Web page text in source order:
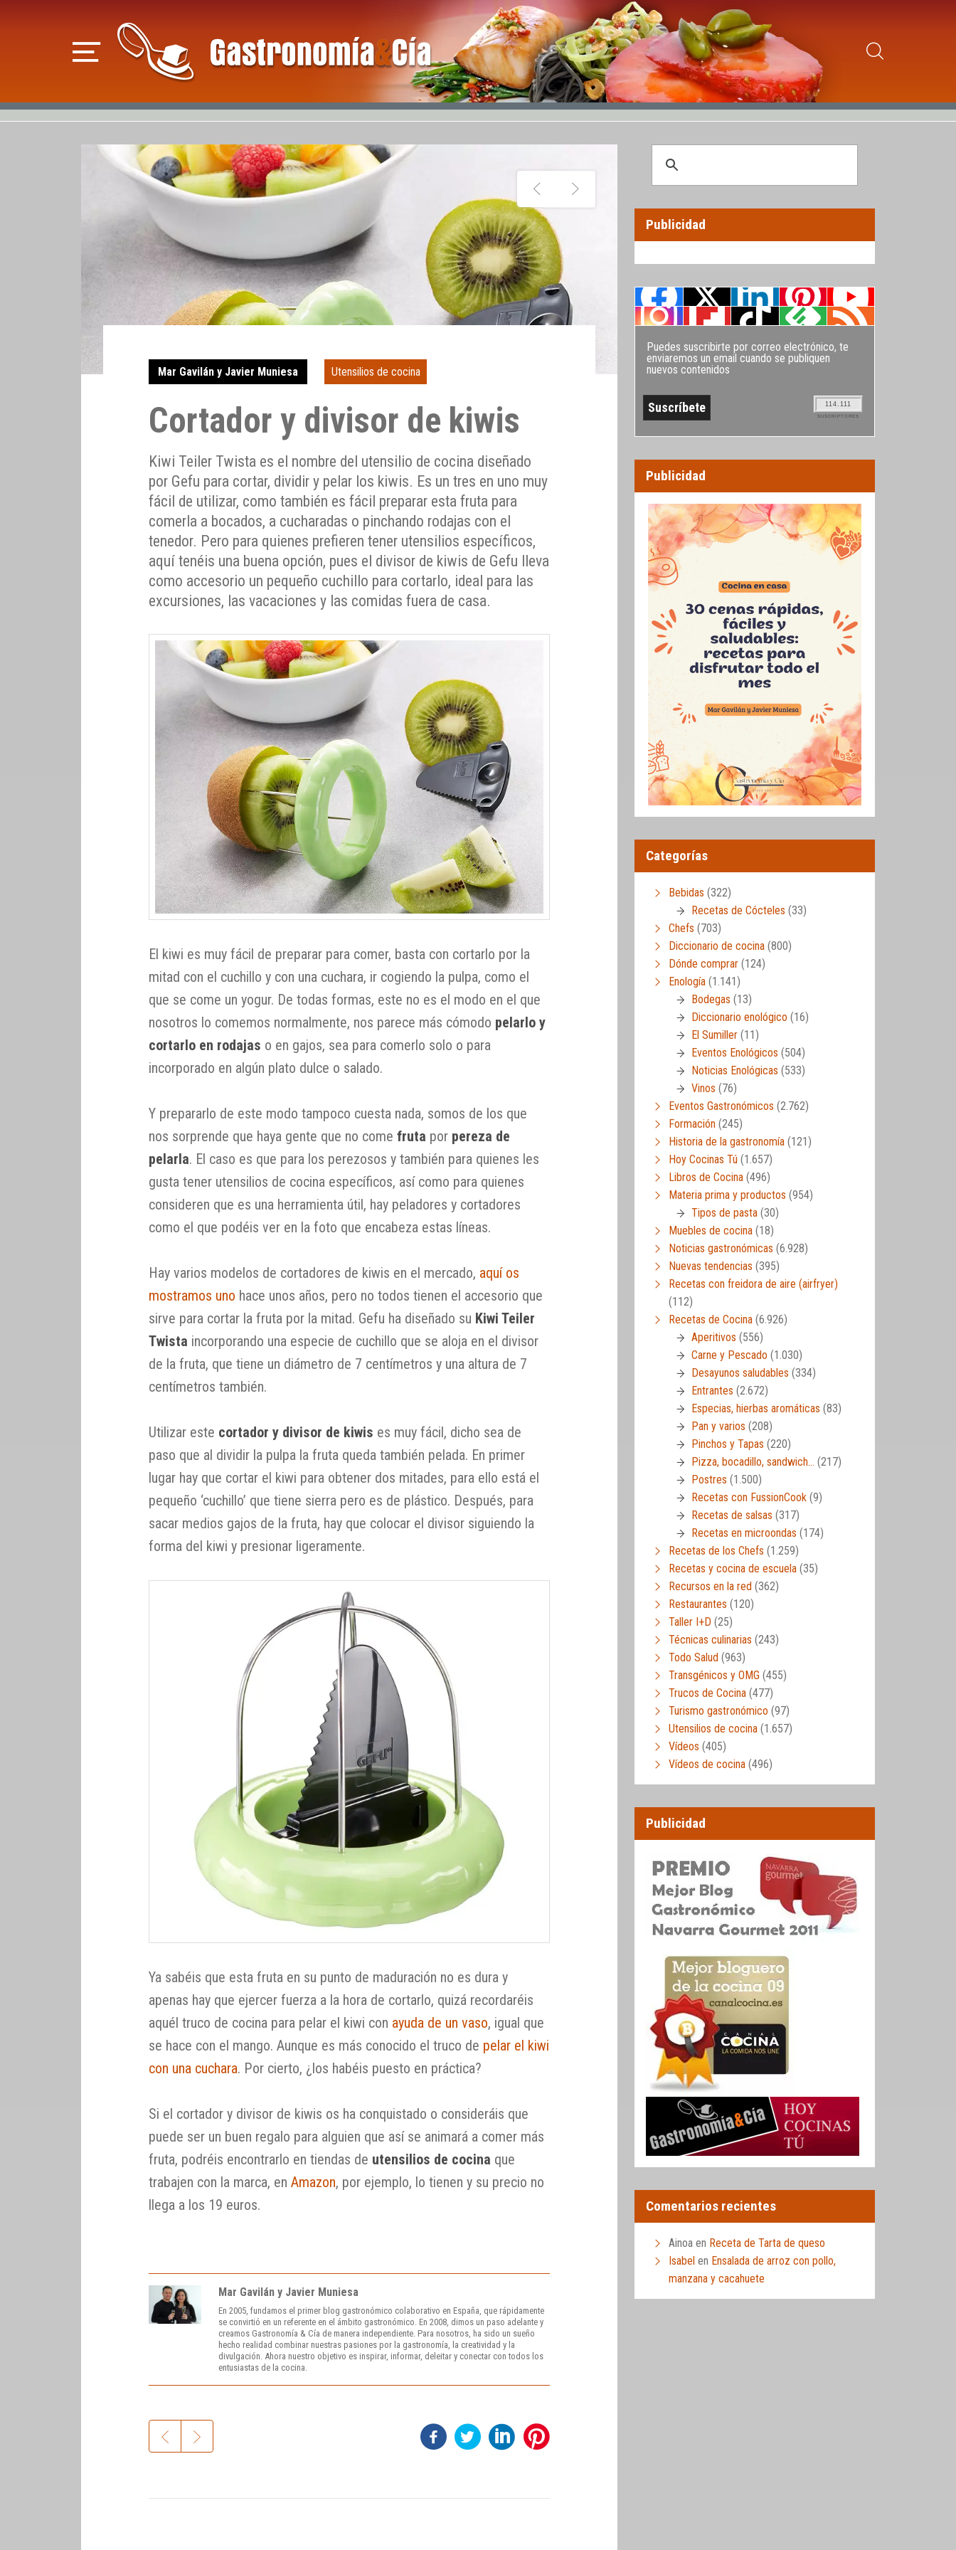
Mar Gavilán y Javier Muniesa Utensilios de cocina
Cortador y divisor de kiwis
Kiwi Teiler Twista es el nombre del utensilio de cocina diseñado
por Gefu para cortar, dividir y pelar los kiwis. Es un tres en uno muy
fácil de utilizar, como también es fácil preparar esta fruta para
comerla a bocados, a cucharadas o pinchando rodajas con el
tenedor. Pero para quienes prefieren tener utensilios específicos,
aquí tenéis una buena opción, pues el divisor de kiwis de Gefu lleva
como accesorio un pequeño cuchillo para cortarlo, ideal para las
excursiones, las vacaciones y las comidas fuera de casa.
El kiwi es muy fácil de preparar para comer, basta con cortarlo por la
mitad con el cuchillo y con una cuchara, ir cogiendo la pulpa, como el
que se come un yogur. De todas formas, este no es el modo en el que
nosotros lo comemos normalmente, nos parece más cómodo pelarlo y
cortarlo en rodajas o en gajos, sea para comerlo solo o para
incorporado en algún plato dulce o salado.
Y prepararlo de este modo tampoco cuesta nada, somos de los que
nos sorprende que haya gente que no comefruta por pereza de
pelarla. El caso es que para los perezosos y también para quienes les
gusta tener utensilios de cocina específicos, así como para quienes
consideren que es una herramienta útil, hay peladores y cortadores
como el que podéis ver en la foto que encabeza estas líneas.
Hay varios modelos de cortadores de kiwis en el mercado, aquí os
mostramos uno hace unos años, pero no todos tienen el accesorio que
sirve para cortar la fruta por la mitad. Gefu ha diseñado su Kiwi Teiler
Twista incorporando una especie de cuchillo que se aloja en el divisor
de la fruta, que tiene un diámetro de 7 centímetros y una altura de 7
centímetros también.
Utilizar este cortador y divisor de kiwis es muy fácil, dicho sea de
paso que al dividir la pulpa la fruta queda también pelada. En primer
lugar hay que cortar el kiwi para obtener dos mitades, para ello está el
pequeño ‘cuchillo’ que tiene sierra pero es de plástico. Después, para
sacar medios gajos de la fruta, hay que colocar el divisor siguiendo la
forma del kiwi y presionar ligeramente.
Ya sabéis que esta fruta en su punto de maduración no es dura y
apenas hay que ejercer fuerza a la hora de cortarlo, quizá recordaréis
aquél truco de cocina para pelar el kiwi con ayuda de un vaso, igual que
se hace con el mango. Aunque es más conocido el truco de pelar el kiwi
con una cuchara. Por cierto, ¿los habéis puesto en práctica?
Si el cortador y divisor de kiwis os ha conquistado o consideráis que
puede ser un buen regalo para alguien que así se animará a comer más
fruta, podréis encontrarlo en tiendas de utensilios de cocina que
trabajen con la marca, enAmazon, por ejemplo, lo tienen y su precio no
llega a los 19 euros.
Mar Gavilán y Javier Muniesa
En 2005, fundamos el primer blog gastronómico colaborativo en España, que rápidamente
se convirtió en un referente en el ámbito gastronómico. En 2008, dimos un paso adelante y
creamos Gastronomía & Cía de manera independiente. Para nosotros, ha sido un sueño
hecho realidad combinar nuestras pasiones por la gastronomía, la creatividad y la
divulgación. Ahora nuestro objetivo es inspirar, informar, deleitar y conectar con todos los
entusiastas de la cocina.
Publicidad
Puedes suscribirte por correo electrónico, te
enviaremos un email cuando se publiquen
nuevos contenidos
114.111
SUSCRIPTORES
Publicidad
Categorías
Bebidas (322)
Recetas de Cócteles (33)
Chefs (703)
Diccionario de cocina (800)
Dónde comprar (124)
Enología (1.141)
Bodegas (13)
Diccionario enológico (16)
El Sumiller (11)
Eventos Enológicos (504)
Noticias Enológicas (533)
Vinos (76)
Eventos Gastronómicos (2.762)
Formación (245)
Historia de la gastronomía (121)
Hoy Cocinas Tú (1.657)
Libros de Cocina (496)
Materia prima y productos (954)
Tipos de pasta (30)
Muebles de cocina (18)
Noticias gastronómicas (6.928)
Nuevas tendencias (395)
Recetas con freidora de aire (airfryer)
(112)
Recetas de Cocina (6.926)
Aperitivos (556)
Carne y Pescado (1.030)
Desayunos saludables (334)
Entrantes (2.672)
Especias, hierbas aromáticas (83)
Pan y varios (208)
Pinchos y Tapas (220)
Pizza, bocadillo, sandwich… (217)
Postres (1.500)
Recetas con FussionCook (9)
Recetas de salsas (317)
Recetas en microondas (174)
Recetas de los Chefs (1.259)
Recetas y cocina de escuela (35)
Recursos en la red (362)
Restaurantes (120)
Taller I+D (25)
Técnicas culinarias (243)
Todo Salud (963)
Transgénicos y OMG (455)
Trucos de Cocina (477)
Turismo gastronómico (97)
Utensilios de cocina (1.657)
Vídeos (405)
Vídeos de cocina (496)
Publicidad
Comentarios recientes
Ainoa en Receta de Tarta de queso
Isabel en Ensalada de arroz con pollo,
manzana y cacahuete